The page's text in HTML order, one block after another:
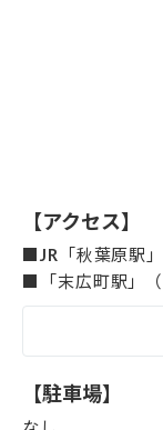
【アクセス】
■JR「秋葉原駅
■「末広町駅」（
【駐車場】